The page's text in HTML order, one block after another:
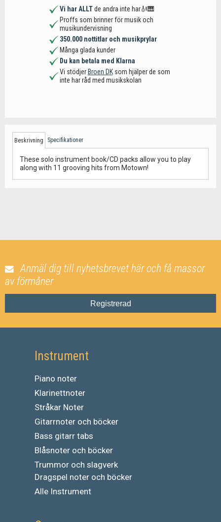
Vi har ALLTde andra inte har🎻🎹
Proffs som brinner för musik och
musikundervisning
350.000 nottitlar och musikprylar
Många glada kunder
Du kan betala med Klarna
Vi stödjer Broen DKsom hjälper de som
inte har råd med musikskolan
Beskrivning Specifikationer
These solo instrument book/CD packs allow you to play
along with 11 grooving hits from Motown!
Anmäl dig till nyhetsbrevet här och få massor
av förmåner
Registrerad
Instrument
Piano noter
Klarinettnoter
Stråkar Noter
Gitarrnoter och böcker
Bass gitarr tabs
Blåsnoter och böcker
Trummor och slagverk
Dragspel noter och böcker
Alle Instrument